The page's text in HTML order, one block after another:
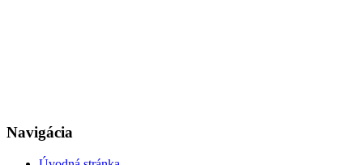
Navigácia